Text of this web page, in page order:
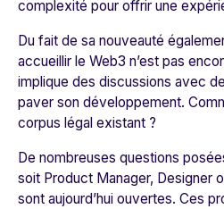
complexité pour offrir une
Du fait de sa nouveauté
accueillir le Web3 n’est pas
implique des discussions avec
paver son développement.
corpus légal existant ?
De nombreuses questions
soit Product Manager, Designer
sont aujourd’hui ouvertes. Ces